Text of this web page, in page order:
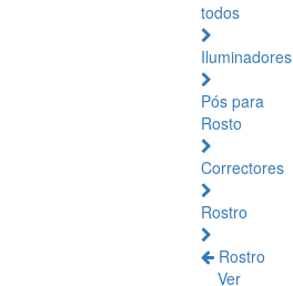
todos
Iluminadores
Pós para
Rosto
Correctores
Rostro
Rostro
Ver